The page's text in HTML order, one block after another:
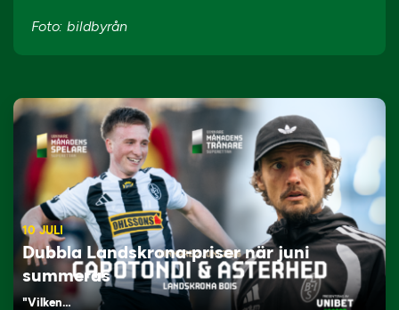
Foto: bildbyrån
10 JULI
Dubbla Landskrona-priser när juni
summeras
"Vilken…